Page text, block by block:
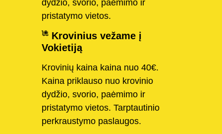
dydžio, svorio, paėmimo ir
pristatymo vietos.
Krovinius vežame į
Vokietiją
Krovinių kaina kaina nuo 40€.
Kaina priklauso nuo krovinio
dydžio, svorio, paėmimo ir
pristatymo vietos. Tarptautinio
perkraustymo paslaugos.